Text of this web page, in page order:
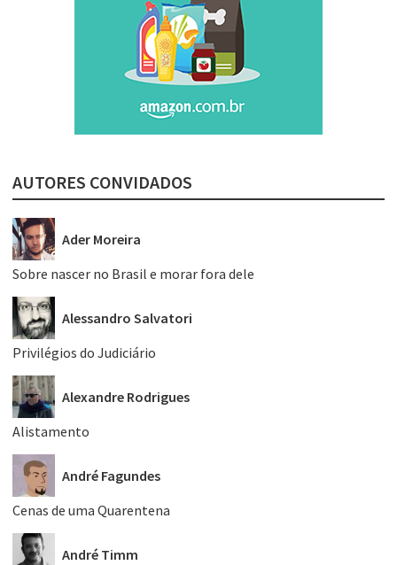
AUTORES CONVIDADOS
Ader Moreira
Sobre nascer no Brasil e morar fora dele
Alessandro Salvatori
Privilégios do Judiciário
Alexandre Rodrigues
Alistamento
André Fagundes
Cenas de uma Quarentena
André Timm